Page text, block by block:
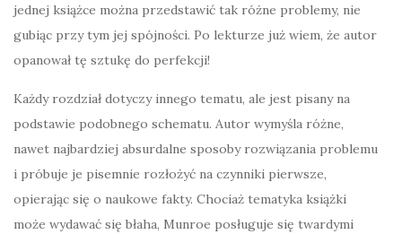
jednej książce można przedstawić tak różne problemy, nie
gubiąc przy tym jej spójności. Po lekturze już wiem, że autor
opanował tę sztukę do perfekcji!
Każdy rozdział dotyczy innego tematu, ale jest pisany na
podstawie podobnego schematu. Autor wymyśla różne,
nawet najbardziej absurdalne sposoby rozwiązania problemu
i próbuje je pisemnie rozłożyć na czynniki pierwsze,
opierając się o naukowe fakty. Chociaż tematyka książki
może wydawać się błaha, Munroe posługuje się twardymi